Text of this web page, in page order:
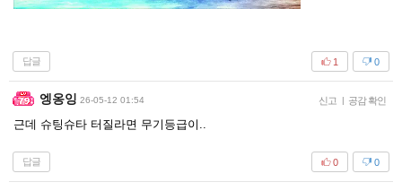
답글 0
1
엥옹잉 26-05-12 01:54 신고 공감 확인
근데 슈팅슈타 터질라면 무기등급이..
답글 0
0